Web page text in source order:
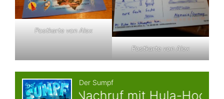
Postkarte von Alex
Postkarte von Alex